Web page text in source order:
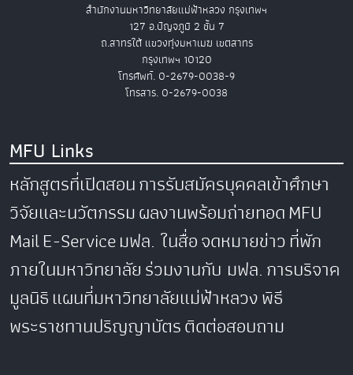
สำนักงานมหาวิทยาลัยแม่ฟ้าหลวง กรุงเทพฯ
127 อ.ปัญจภูมิ 2 ชั้น 7
ถ.สาทรใต้ แขวงทุ่งมหาเมฆ เขตสาทร
กรุงเทพฯ 10120
โทรศัพท์. 0-2679-0038-9
โทรสาร. 0-2679-0038
MFU Links
หลักสูตรที่เปิดสอนการรับสมัครบุคคลเข้าศึกษา
วิจัยและนวัตกรรมผลงานพร้อมถ่ายทอดMFU
MailE-Serviceมฟล. ในสื่อจดหมายข่าวที่พัก
ภายในมหาวิทยาลัยร่วมงานกับ มฟล.การบริจาค
มูลนิธิแผนที่มหาวิทยาลัยแม่ฟ้าหลวงพิธี
พระราชทานปริญญาบัตรติดต่อสอบถาม